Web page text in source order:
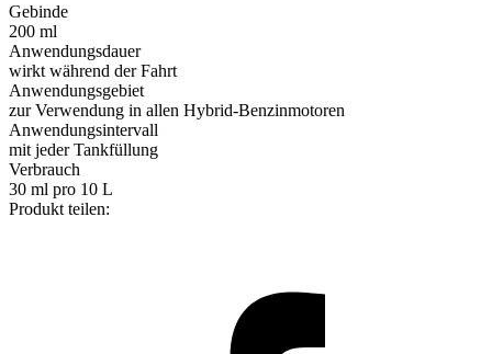
Gebinde
200 ml
Anwendungsdauer
wirkt während der Fahrt
Anwendungsgebiet
zur Verwendung in allen Hybrid-Benzinmotoren
Anwendungsintervall
mit jeder Tankfüllung
Verbrauch
30 ml pro 10 L
Produkt teilen: